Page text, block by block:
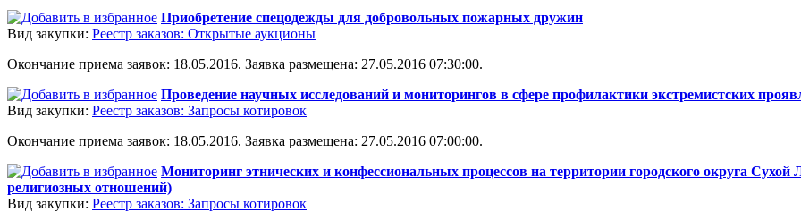
Приобретение спецодежды для добровольных пожарных дружин
Вид закупки: Реестр заказов: Открытые аукционы
Окончание приема заявок: 18.05.2016. Заявка размещена: 27.05.2016 07:30:00.
Проведение научных исследований и мониторингов в сфере профилактики экстремистских
Вид закупки: Реестр заказов: Запросы котировок
Окончание приема заявок: 18.05.2016. Заявка размещена: 27.05.2016 07:00:00.
Мониторинг этнических и конфессиональных процессов на территории городского округа
религиозных отношений)
Вид закупки: Реестр заказов: Запросы котировок